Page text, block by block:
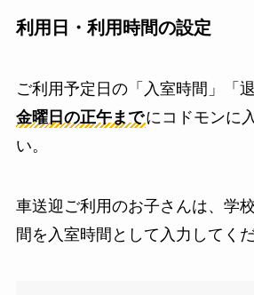
利用日・利用時間の設定
ご利用予定日の「入室時間」「
金曜日の正午までにコドモンに
い。
車送迎ご利用のお子さんは、学
間を入室時間として入力してくだ